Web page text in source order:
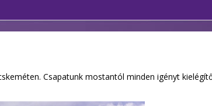
Csapatunk mostantól minden igényt